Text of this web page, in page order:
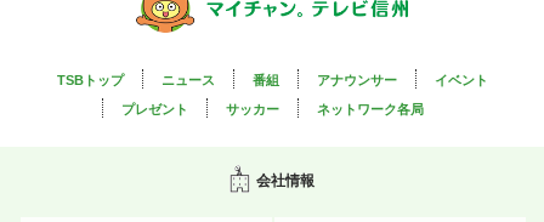
TSBトップ ニュース 番組 アナウンサー
イベント
プレゼント
サッカー ネットワーク各局
会社情報